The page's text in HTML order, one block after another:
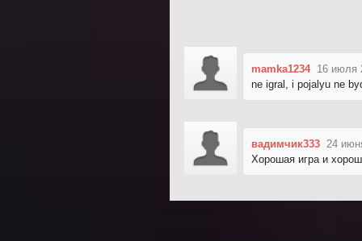
mamka1234 16 июля
ne igral, i pojalyu ne
вадимчик333 24
Хорошая игра и